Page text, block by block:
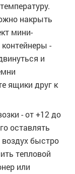
накрыть
мини-
-
и
ящики друг к
- от +12 до
оставлять
быстро
тепловой
или